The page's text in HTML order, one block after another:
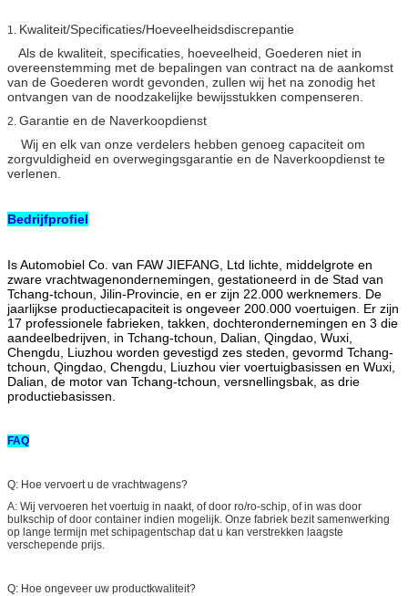
1. Kwaliteit/Specificaties/Hoeveelheidsdiscrepantie
Als de kwaliteit, specificaties, hoeveelheid, Goederen niet in
overeenstemming met de bepalingen van contract na de aankomst
van de Goederen wordt gevonden, zullen wij het na zonodig het
ontvangen van de noodzakelijke bewijsstukken compenseren.
2. Garantie en de Naverkoopdienst
Wij en elk van onze verdelers hebben genoeg capaciteit om
zorgvuldigheid en overwegingsgarantie en de Naverkoopdienst te
verlenen.
Bedrijfprofiel
Is Automobiel Co. van FAW JIEFANG, Ltd lichte, middelgrote en
zware vrachtwagenondernemingen, gestationeerd in de Stad van
Tchang-tchoun, Jilin-Provincie, en er zijn 22.000 werknemers. De
jaarlijkse productiecapaciteit is ongeveer 200.000 voertuigen. Er zijn
17 professionele fabrieken, takken, dochterondernemingen en 3 die
aandeelbedrijven, in Tchang-tchoun, Dalian, Qingdao, Wuxi,
Chengdu, Liuzhou worden gevestigd zes steden, gevormd Tchang-
tchoun, Qingdao, Chengdu, Liuzhou vier voertuigbasissen en Wuxi,
Dalian, de motor van Tchang-tchoun, versnellingsbak, as drie
productiebasissen.
FAQ
Q: Hoe vervoert u de vrachtwagens?
A: Wij vervoeren het voertuig in naakt, of door ro/ro-schip, of in was door
bulkschip of door container indien mogelijk. Onze fabriek bezit samenwerking
op lange termijn met schipagentschap dat u kan verstrekken laagste
verschepende prijs.
Q: Hoe ongeveer uw productkwaliteit?